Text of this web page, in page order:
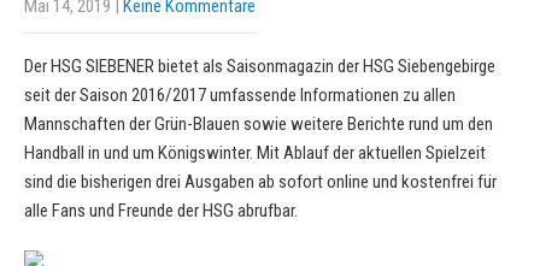
Mai 14, 2019 Keine Kommentare
Der HSG SIEBENER bietet als Saisonmagazin der HSG Siebengebirge
seit der Saison 2016/2017 umfassende Informationen zu allen
Mannschaften der Grün-Blauen sowie weitere Berichte rund um den
Handball in und um Königswinter. Mit Ablauf der aktuellen Spielzeit
sind die bisherigen drei Ausgaben ab sofort online und kostenfrei für
alle Fans und Freunde der HSG abrufbar.